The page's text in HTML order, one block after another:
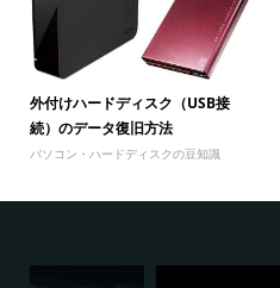
外付けハードディスク（USB接
続）のデータ復旧方法
パソコン・ハードディスクの豆知識